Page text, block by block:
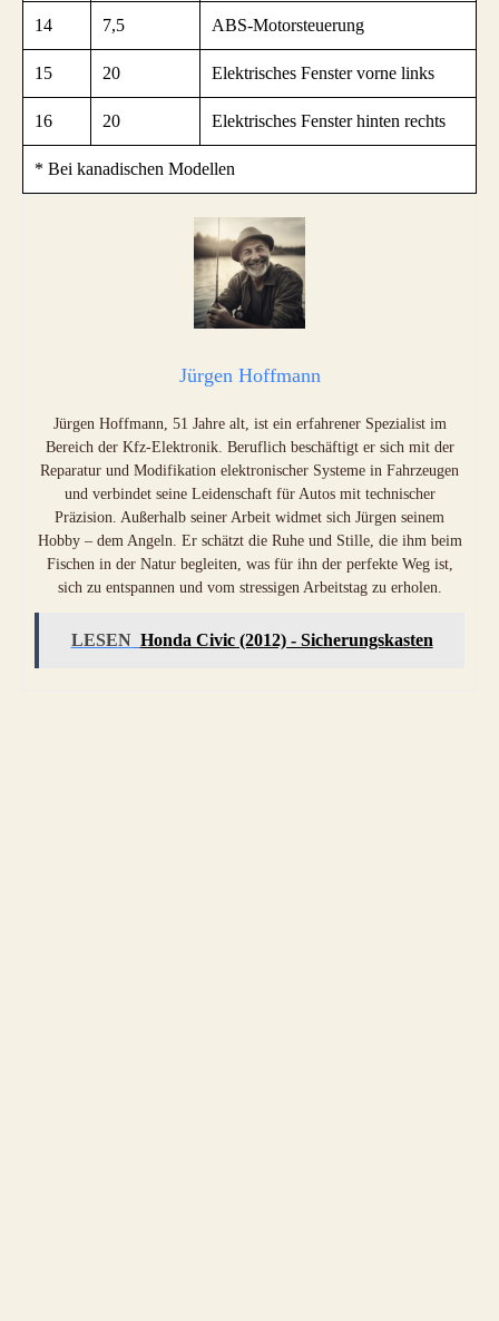
14 7,5 ABS-Motorsteuerung
15 20 Elektrisches Fenster vorne links
16 20 Elektrisches Fenster hinten rechts
* Bei kanadischen Modellen
Jürgen Hoffmann
Jürgen Hoffmann, 51 Jahre alt, ist ein erfahrener Spezialist im
Bereich der Kfz-Elektronik. Beruflich beschäftigt er sich mit der
Reparatur und Modifikation elektronischer Systeme in Fahrzeugen
und verbindet seine Leidenschaft für Autos mit technischer
Präzision. Außerhalb seiner Arbeit widmet sich Jürgen seinem
Hobby – dem Angeln. Er schätzt die Ruhe und Stille, die ihm beim
Fischen in der Natur begleiten, was für ihn der perfekte Weg ist,
sich zu entspannen und vom stressigen Arbeitstag zu erholen.
LESEN Honda Civic (2012) - Sicherungskasten